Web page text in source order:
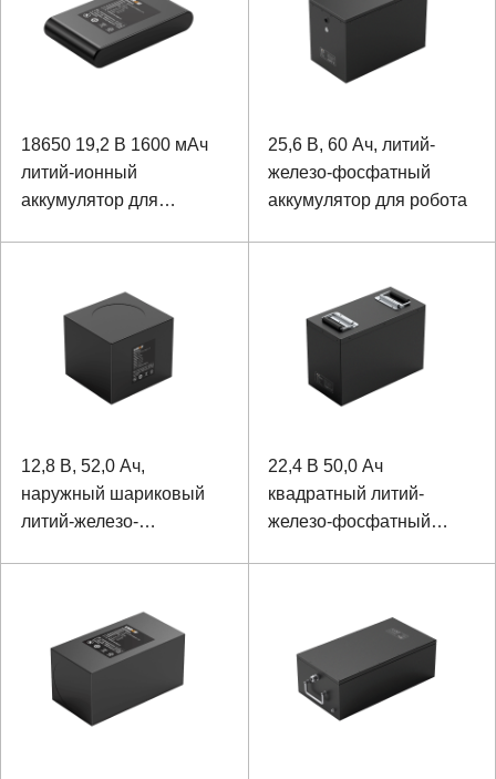
18650 19,2 В 1600 мАч
литий-ионный
аккумулятор для
25,6 В, 60 Ач, литий-
железо-фосфатный
аккумулятор для робота
12,8 В, 52,0 Ач,
наружный шариковый
литий-железо-
22,4 В 50,0 Ач
квадратный литий-
железо-фосфатный